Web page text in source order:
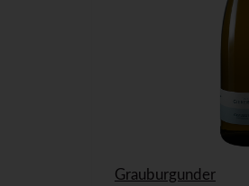
Grauburgunder